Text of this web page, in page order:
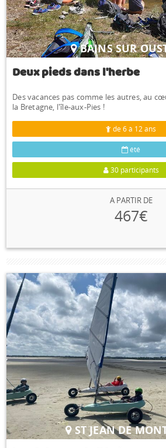
BAINS SUR
Deux pieds dans l'herbe
Des vacances pas comme les autres, au
la Bretagne, l'île-aux-Pies !
de 6 à 12 ans
été
30 participants
A PARTIR DE
467€
ST JEAN DE